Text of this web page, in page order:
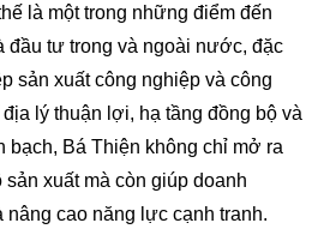
là một trong những điểm đến
đầu tư trong và ngoài nước, đặc
sản xuất công nghiệp và công
lý thuận lợi, hạ tầng đồng bộ và
bạch, Bá Thiện không chỉ mở ra
xuất mà còn giúp doanh
cao năng lực cạnh tranh.